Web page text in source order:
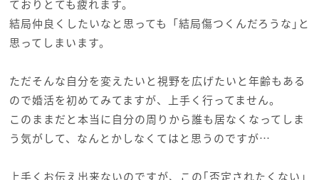
ておりとても疲れます。
結局仲良くしたいなと思っても「結局傷つくんだろうな｣と
思ってしまいます。
ただそんな自分を変えたいと視野を広げたいと年齢もある
ので婚活を初めてみてますが、上手く行ってません。
このままだと本当に自分の周りから誰も居なくなってしま
う気がして、なんとかしなくてはと思うのですが…
上手くお伝え出来ないのですが、この｢否定されたくない｣